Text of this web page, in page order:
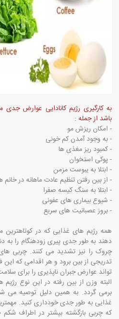
به کارگیری رژیم کانادایی عوارض
باشد از جمله :
- امکان ریزش مو
- به وجود آمدن کم خونی
- کمبود ریز مغذی ها
- پوکی استخوان
- ابتلا به یبوست مزمن
- از بین رفتن تنظیم عادت ماهانه در خانم
- ابتلا به سنگ کیسه صفرا
- شیوع بیماری های عفونی
- بروز عصبانیت های سریع
همه رژیم های غذایی که در
دهند به طور جدی پیری زودهنگام را به
چروک را نیز تشدید می کنند. چربی
تدریجی از بین برود و هر اقدامی که
تواند عوارض جبران ناپذیری را برای
البته وزن از بین رفته در این نوع
برمی گردد. به همین دلیل توصیه می
غذایی به طور جدی خودداری کنید.
که چربی بازگشته بیشتر در اطراف